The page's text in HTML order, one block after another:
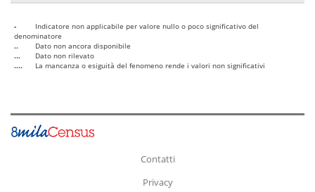
-
Indicatore non applicabile per valore nullo o poco significativo del
denominatore
..
Dato non ancora disponibile
...
Dato non rilevato
....
La mancanza o esiguità del fenomeno rende i valori non significativi
Contatti
Privacy